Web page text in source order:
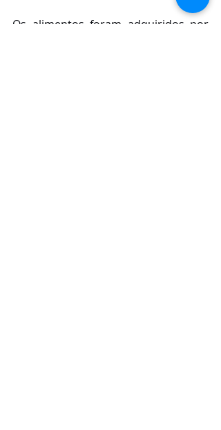
Os alimentos foram adquiridos por